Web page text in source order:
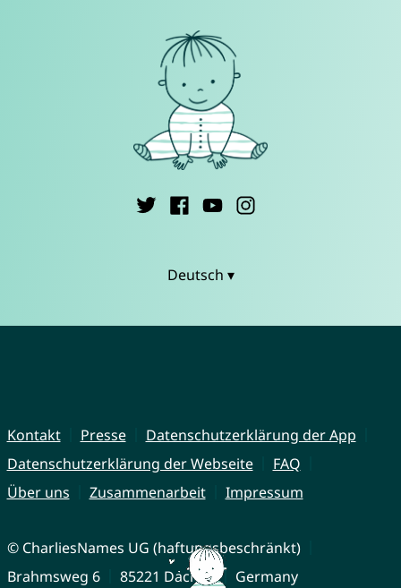
Deutsch ▾
Kontakt Presse
Datenschutzerklärung der App
Datenschutzerklärung der Webseite
FAQ
Über uns
Zusammenarbeit Impressum
© CharliesNames UG (haftungsbeschränkt)
Brahmsweg 6
85221 Dachau Germany